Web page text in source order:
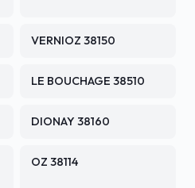
VERNIOZ 38150
LE BOUCHAGE 38510
DIONAY 38160
OZ 38114